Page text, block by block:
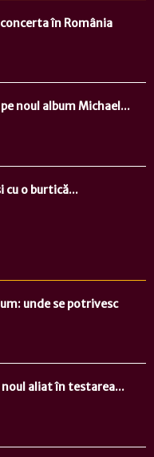
în România
noul album Michael...
cu o burtică...
unde se potrivesc
noul aliat în testarea...